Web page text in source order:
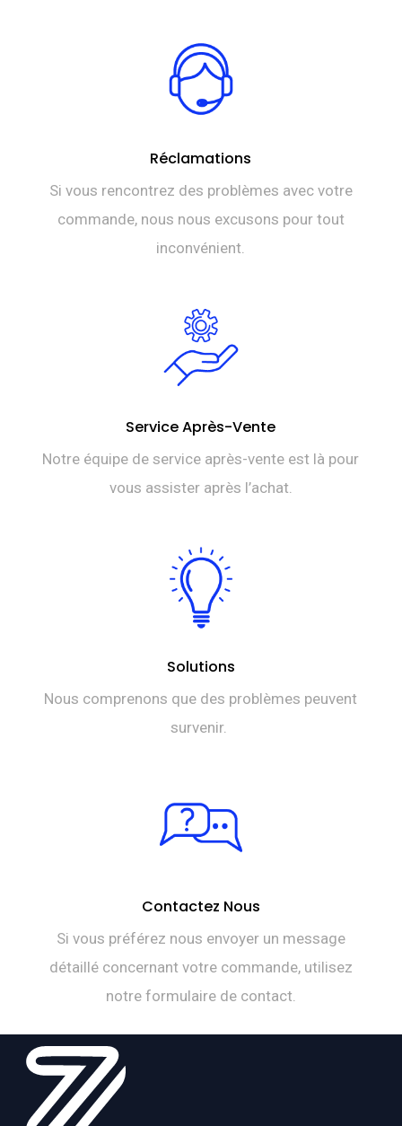
Réclamations
Si vous rencontrez des problèmes avec votre
commande, nous nous excusons pour tout
inconvénient.
Service Après-Vente
Notre équipe de service après-vente est là pour
vous assister après l’achat.
Solutions
Nous comprenons que des problèmes peuvent
survenir.
Contactez Nous
Si vous préférez nous envoyer un message
détaillé concernant votre commande, utilisez
notre formulaire de contact.